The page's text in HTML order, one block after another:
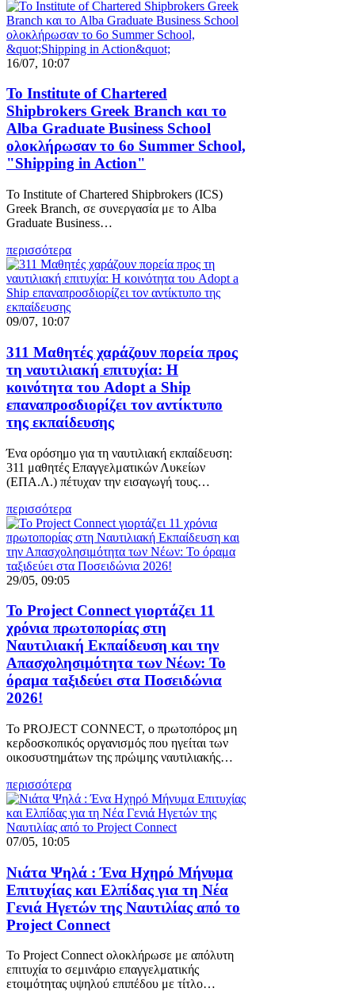
16/07, 10:07
Το Institute of Chartered
Shipbrokers Greek Branch και το
Alba Graduate Business School
ολοκλήρωσαν το 6ο Summer School,
"Shipping in Action"
Το Institute of Chartered Shipbrokers (ICS)
Greek Branch, σε συνεργασία με το Alba
Graduate Business…
περισσότερα
09/07, 10:07
311 Μαθητές χαράζουν πορεία προς
τη ναυτιλιακή επιτυχία: Η
κοινότητα του Adopt a Ship
επαναπροσδιορίζει τον αντίκτυπο
της εκπαίδευσης
Ένα ορόσημο για τη ναυτιλιακή εκπαίδευση:
311 μαθητές Επαγγελματικών Λυκείων
(ΕΠΑ.Λ.) πέτυχαν την εισαγωγή τους…
περισσότερα
29/05, 09:05
Το Project Connect γιορτάζει 11
χρόνια πρωτοπορίας στη
Ναυτιλιακή Εκπαίδευση και την
Απασχολησιμότητα των Νέων: Το
όραμα ταξιδεύει στα Ποσειδώνια
2026!
Το PROJECT CONNECT, ο πρωτοπόρος μη
κερδοσκοπικός οργανισμός που ηγείται των
οικοσυστημάτων της πρώιμης ναυτιλιακής…
περισσότερα
07/05, 10:05
Νιάτα Ψηλά : Ένα Ηχηρό Μήνυμα
Επιτυχίας και Ελπίδας για τη Νέα
Γενιά Ηγετών της Ναυτιλίας από το
Project Connect
Το Project Connect ολοκλήρωσε με απόλυτη
επιτυχία το σεμινάριο επαγγελματικής
ετοιμότητας υψηλού επιπέδου με τίτλο…